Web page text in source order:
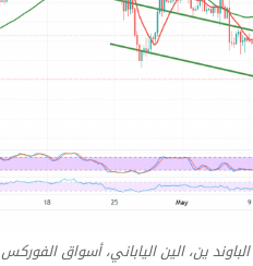
الباوند ين، الين الياباني، أسواق الفوركس